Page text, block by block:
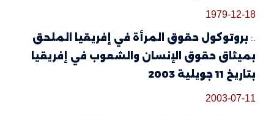
1979-12-18
بروتوكول حقوق المرأة في إفريقيا الملحق
بميثاق حقوق الإنسان والشعوب في إفريقيا
بتاريخ 11 جويلية 2003
2003-07-11